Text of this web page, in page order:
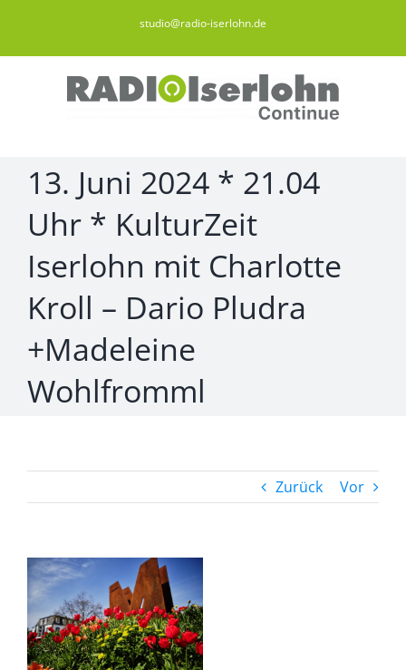
springen
studio@radio-iserlohn.de
13. Juni 2024 * 21.04
Uhr * KulturZeit
Iserlohn mit Charlotte
Kroll – Dario Pludra
+Madeleine
Wohlfromml
Zurück Vor
Zeige
grösseres
Bild